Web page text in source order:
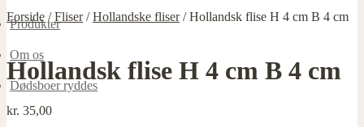
Produkter
Om os
Dødsboer ryddes
Forside /Fliser/Hollandske fliser/Hollandsk flise H 4 cm B 4 cm
Hollandsk flise H 4 cm B 4 cm
kr. 35,00